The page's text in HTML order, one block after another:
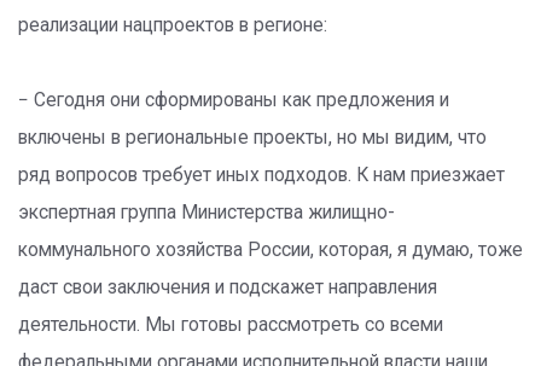
реализации нацпроектов в регионе:
− Сегодня они сформированы как предложения и
включены в региональные проекты, но мы видим, что
ряд вопросов требует иных подходов. К нам приезжает
экспертная группа Министерства жилищно-
коммунального хозяйства России, которая, я думаю, тоже
даст свои заключения и подскажет направления
деятельности. Мы готовы рассмотреть со всеми